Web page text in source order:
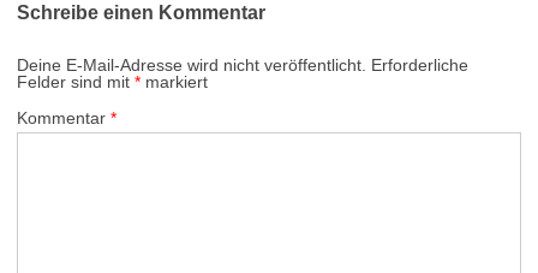
Schreibe einen Kommentar
Deine E-Mail-Adresse wird nicht veröffentlicht. Erforderliche
Felder sind mit * markiert
Kommentar *